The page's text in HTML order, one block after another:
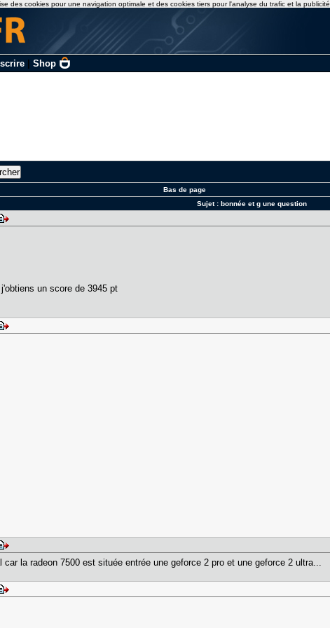
| Shop
Bas de page
Sujet :bonnée et g une question
un score de 3945 pt
car la radeon 7500 est située entrée une geforce 2 pro et une geforce 2 ultra...
des cookies pour une navigation optimale et des cookies tiers pour l'analyse du trafic et la publicité